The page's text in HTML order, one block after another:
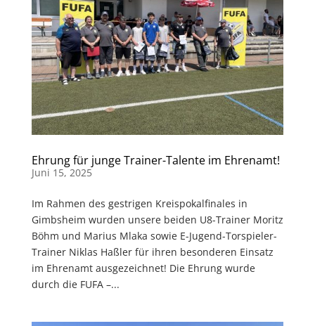
Ehrung für junge Trainer-Talente im Ehrenamt!
Juni 15, 2025
Im Rahmen des gestrigen Kreispokalfinales in
Gimbsheim wurden unsere beiden U8-Trainer Moritz
Böhm und Marius Mlaka sowie E-Jugend-Torspieler-
Trainer Niklas Haßler für ihren besonderen Einsatz
im Ehrenamt ausgezeichnet! Die Ehrung wurde
durch die FUFA –...